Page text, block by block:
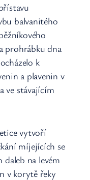
balvanitého
prohrábku dna
k
a plavenin v
ve stávajícím
vytvoří
míjejících se
na levém
v korytě řeky